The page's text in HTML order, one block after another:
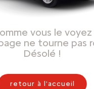
vous le voyez
ne tourne pas
Désolé !
retour à l'accueil